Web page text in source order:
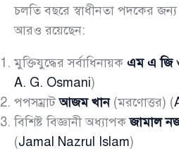
চলতি বছরে স্বাধীনতা পদকের
আরও রয়েছেন:
মুক্তিযুদ্ধের সর্বাধিনায়ক এম এ জি
A. G. Osmani)
পপসম্রাটআজম খান(মরণোত্তর) (
বিশিষ্ট বিজ্ঞানী অধ্যাপকজামাল
(Jamal Nazrul Islam)